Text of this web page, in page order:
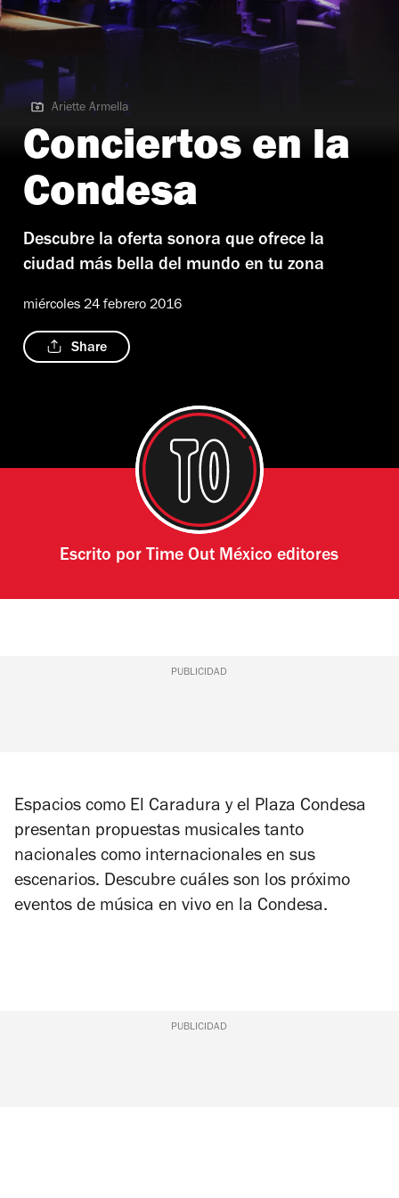
Ariette Armella
Ariette Armella
Conciertos en la
Condesa
Descubre la oferta sonora que ofrece la
ciudad más bella del mundo en tu zona
miércoles 24 febrero 2016
Share
Escrito por Time Out México editores
PUBLICIDAD
Espacios como El Caradura y el Plaza Condesa
presentan propuestas musicales tanto
nacionales como internacionales en sus
escenarios. Descubre cuáles son los próximo
eventos de música en vivo en la Condesa.
PUBLICIDAD